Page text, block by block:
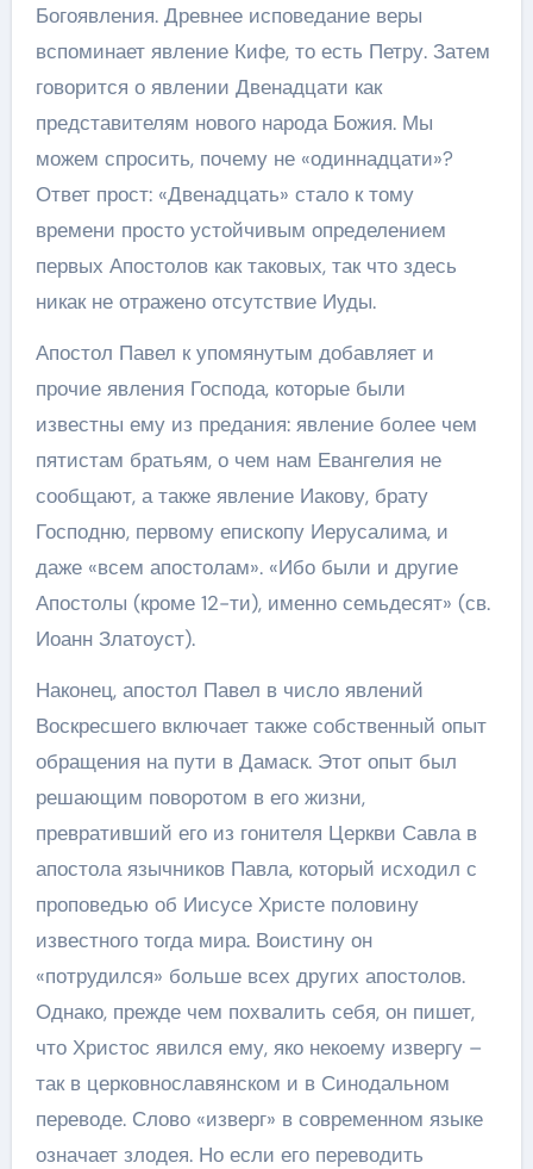
Богоявления. Древнее исповедание веры
вспоминает явление Кифе, то есть Петру. Затем
говорится о явлении Двенадцати как
представителям нового народа Божия. Мы
можем спросить, почему не «одиннадцати»?
Ответ прост: «Двенадцать» стало к тому
времени просто устойчивым определением
первых Апостолов как таковых, так что здесь
никак не отражено отсутствие Иуды.
Апостол Павел к упомянутым добавляет и
прочие явления Господа, которые были
известны ему из предания: явление более чем
пятистам братьям, о чем нам Евангелия не
сообщают, а также явление Иакову, брату
Господню, первому епископу Иерусалима, и
даже «всем апостолам». «Ибо были и другие
Апостолы (кроме 12-ти), именно семьдесят» (св.
Иоанн Златоуст).
Наконец, апостол Павел в число явлений
Воскресшего включает также собственный опыт
обращения на пути в Дамаск. Этот опыт был
решающим поворотом в его жизни,
превративший его из гонителя Церкви Савла в
апостола язычников Павла, который исходил с
проповедью об Иисусе Христе половину
известного тогда мира. Воистину он
«потрудился» больше всех других апостолов.
Однако, прежде чем похвалить себя, он пишет,
что Христос явился ему, яко некоему извергу –
так в церковнославянском и в Синодальном
переводе. Слово «изверг» в современном языке
означает злодея. Но если его переводить